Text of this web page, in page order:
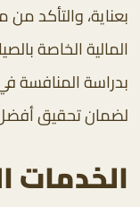
بعناية، والتأكد من
المالية الخاصة
بدراسة المنافسة
لضمان تحقيق
الخدمات